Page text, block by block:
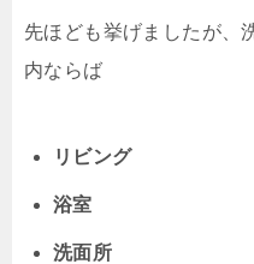
先ほども挙げましたが、
内ならば
リビング
浴室
洗面所